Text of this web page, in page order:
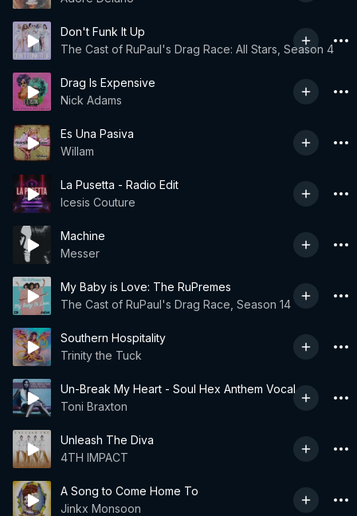
Don't Funk It Up
The Cast of RuPaul's Drag Race: All Stars, Season 4
Drag Is Expensive
Nick Adams
Es Una Pasiva
Willam
La Pusetta - Radio Edit
Icesis Couture
Machine
Messer
My Baby is Love: The RuPremes
The Cast of RuPaul's Drag Race, Season 14
Southern Hospitality
Trinity the Tuck
Un-Break My Heart - Soul Hex Anthem Vocal
Toni Braxton
Unleash The Diva
4TH IMPACT
A Song to Come Home To
Jinkx Monsoon